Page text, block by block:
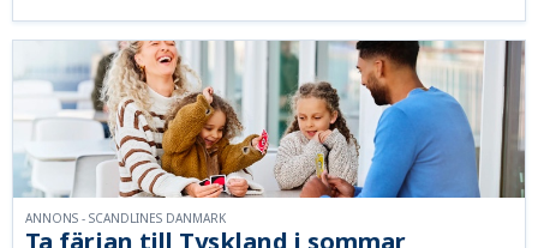
ANNONS - SCANDLINES DANMARK